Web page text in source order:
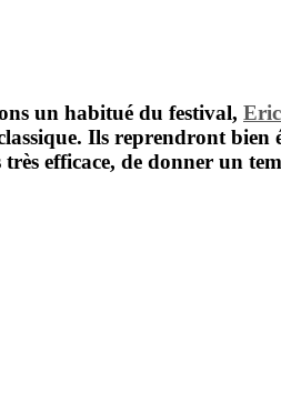
un habitué du festival,
Ils reprendront
efficace, de donner un